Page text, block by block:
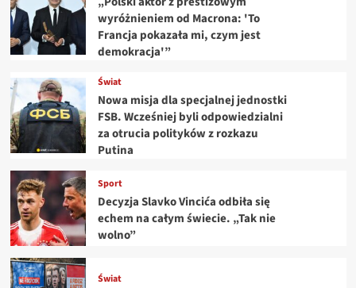
wyróżnieniem od Macrona: 'To
Francja pokazała mi, czym jest
demokracja'”
Świat
Nowa misja dla specjalnej jednostki
FSB. Wcześniej byli odpowiedzialni
za otrucia polityków z rozkazu
Putina
Sport
Decyzja Slavko Vincića odbiła się
echem na całym świecie. „Tak nie
wolno”
Świat